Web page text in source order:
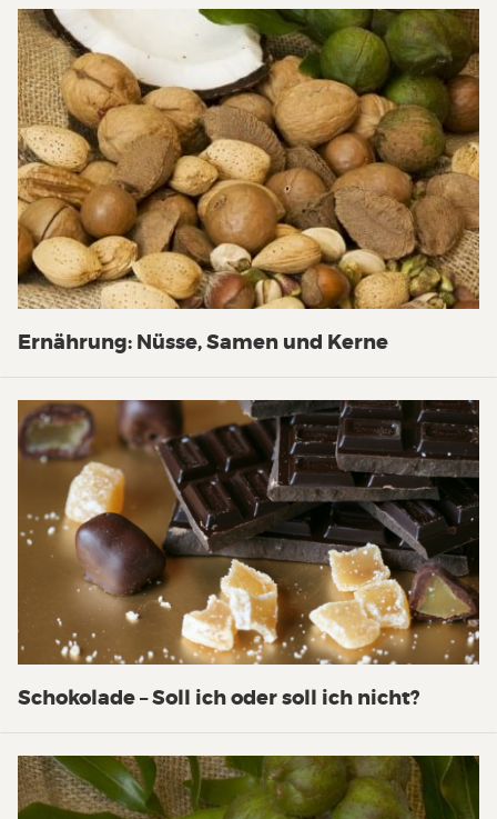
Ernährung: Nüsse, Samen und Kerne
Schokolade – Soll ich oder soll ich nicht?